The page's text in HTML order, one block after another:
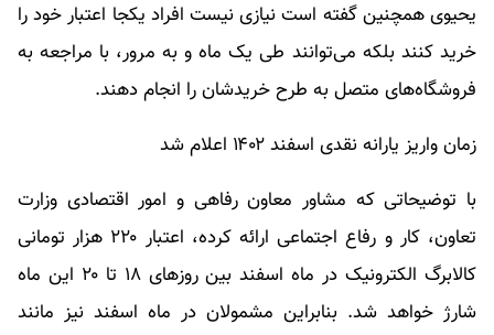
یحیوی همچنین گفته است نیازی نیست افراد یکجا اعتبار خود را
خرید کنند بلکه می‌توانند طی یک ماه و به مرور، با مراجعه به
فروشگاه‌های متصل به طرح خریدشان را انجام دهند.
زمان واریز یارانه نقدی اسفند ۱۴۰۲ اعلام شد
با توضیحاتی که مشاور معاون رفاهی و امور اقتصادی وزارت
تعاون، کار و رفاع اجتماعی ارائه کرده، اعتبار ۲۲۰ هزار تومانی
کالابرگ الکترونیک در ماه اسفند بین روزهای ۱۸ تا ۲۰ این ماه
شارژ خواهد شد. بنابراین مشمولان در ماه اسفند نیز مانند